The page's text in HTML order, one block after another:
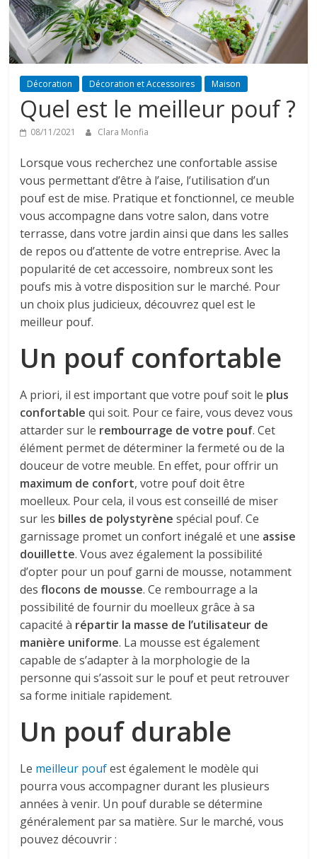
Décoration Décoration et Accessoires Maison
Quel est le meilleur pouf ?
08/11/2021 Clara Monfia
Lorsque vous recherchez une confortable assise
vous permettant d’être à l’aise, l’utilisation d’un
pouf est de mise. Pratique et fonctionnel, ce meuble
vous accompagne dans votre salon, dans votre
terrasse, dans votre jardin ainsi que dans les salles
de repos ou d’attente de votre entreprise. Avec la
popularité de cet accessoire, nombreux sont les
poufs mis à votre disposition sur le marché. Pour
un choix plus judicieux, découvrez quel est le
meilleur pouf.
Un pouf confortable
A priori, il est important que votre pouf soit le plus
confortable qui soit. Pour ce faire, vous devez vous
attarder sur le rembourrage de votre pouf. Cet
élément permet de déterminer la fermeté ou de la
douceur de votre meuble. En effet, pour offrir un
maximum de confort, votre pouf doit être
moelleux. Pour cela, il vous est conseillé de miser
sur les billes de polystyrène spécial pouf. Ce
garnissage promet un confort inégalé et une assise
douillette. Vous avez également la possibilité
d’opter pour un pouf garni de mousse, notamment
desflocons de mousse. Ce rembourrage a la
possibilité de fournir du moelleux grâce à sa
capacité à répartir la masse de l’utilisateur de
manière uniforme. La mousse est également
capable de s’adapter à la morphologie de la
personne qui s’assoit sur le pouf et peut retrouver
sa forme initiale rapidement.
Un pouf durable
Le meilleur poufest également le modèle qui
pourra vous accompagner durant les plusieurs
années à venir. Un pouf durable se détermine
généralement par sa matière. Sur le marché, vous
pouvez découvrir :